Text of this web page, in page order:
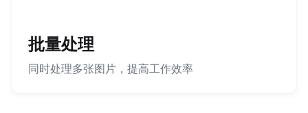
批量处理
同时处理多张图片，提高工作效率